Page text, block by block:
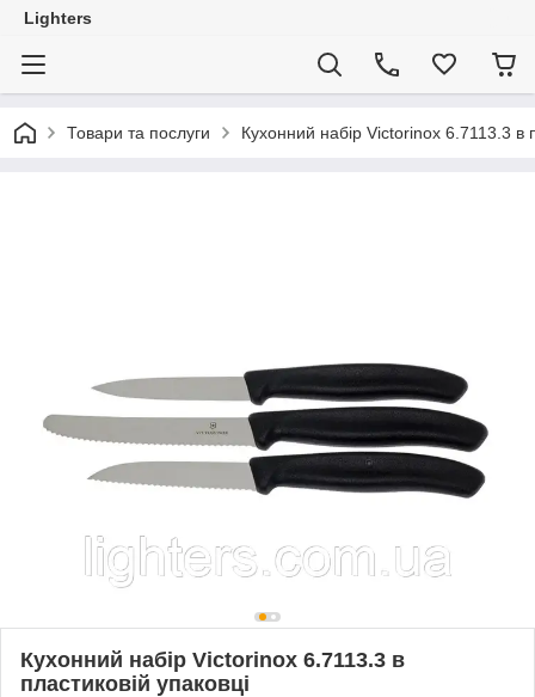
Lighters
Товари та послуги Кухонний набір Victorinox 6.7113.3 в
Кухонний набір Victorinox 6.7113.3 в
пластиковій упаковці